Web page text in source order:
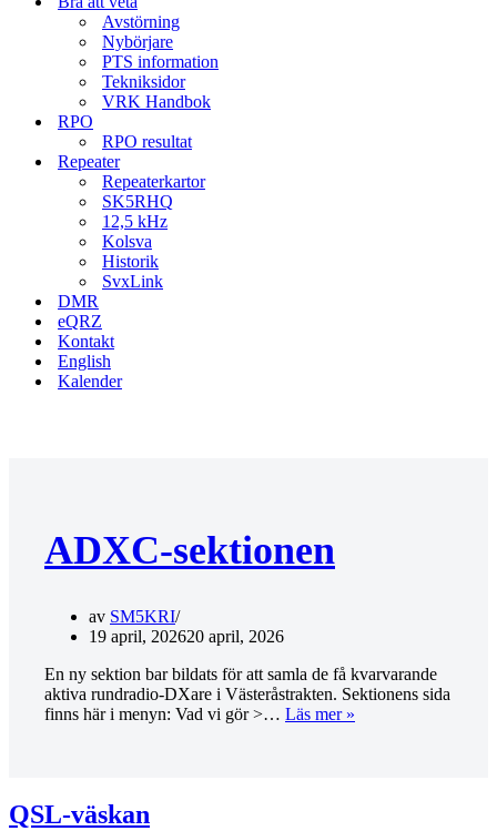
Avstörning
Nybörjare
PTS information
Tekniksidor
VRK Handbok
RPO
RPO resultat
Repeater
Repeaterkartor
SK5RHQ
12,5 kHz
Kolsva
Historik
SvxLink
DMR
eQRZ
Kontakt
English
Kalender
ADXC-sektionen
av SM5KRI
19 april, 202620 april, 2026
En ny sektion bar bildats för att samla de få kvarvarande
aktiva rundradio-DXare i Västeråstrakten. Sektionens sida
finns här i menyn: Vad vi gör >… Läs mer »
QSL-väskan